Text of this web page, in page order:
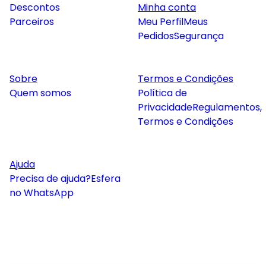
Descontos
Parceiros
Minha conta
Meu PerfilMeus
PedidosSegurança
Sobre
Quem somos
Termos e Condições
Política de
PrivacidadeRegulamentos,
Termos e Condições
Ajuda
Precisa de ajuda?Esfera
no WhatsApp